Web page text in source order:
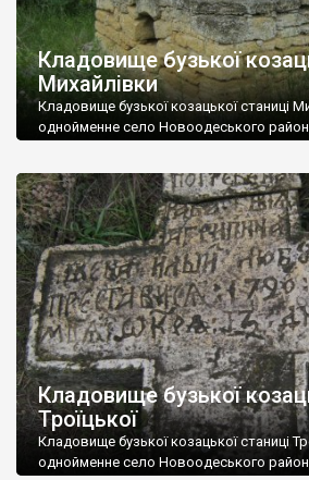
Кладовище бузької
Михайлівки
Кладовище бузької козацької станиці
однойменне село Новоодеського
побачити старшинський склеп “могила
поховання запорожця Антона
цікавих хрестів. Автор: Олексій
козацька мурована”. Вочевидь саме
січовому цвинтарі зруйнував […]
Кладовище бузької
Троїцької
Кладовище бузької козацької станиці
однойменне село Новоодеського